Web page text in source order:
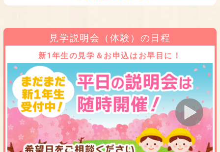
見学説明会（体験）の日程
新1年生の見学＆お申込はお早目に！